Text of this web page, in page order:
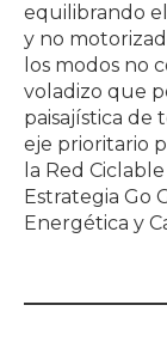
equilibrando
y no
los modos no
voladizo que
paisajística de
eje prioritario
la Red
Estrategia Go
Energética y